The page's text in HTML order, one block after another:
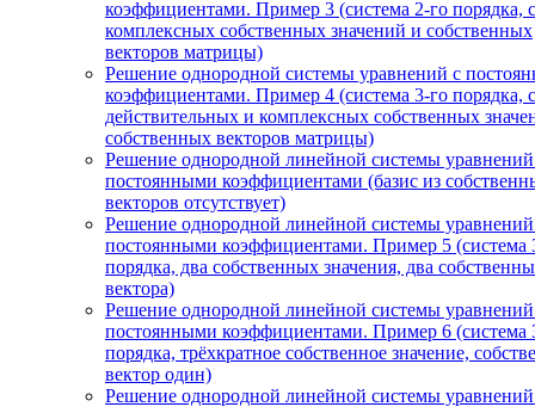
коэффициентами. Пример 3 (система 2-го порядка,
комплексных собственных значений и собственных
векторов матрицы)
Решение однородной системы уравнений с
коэффициентами. Пример 4 (система 3-го порядка,
действительных и комплексных собственных
собственных векторов матрицы)
Решение однородной линейной системы
постоянными коэффициентами (базис из
векторов отсутствует)
Решение однородной линейной системы
постоянными коэффициентами. Пример 5 (система
порядка, два собственных значения, два
вектора)
Решение однородной линейной системы
постоянными коэффициентами. Пример 6 (система
порядка, трёхкратное собственное значение,
вектор один)
Решение однородной линейной системы